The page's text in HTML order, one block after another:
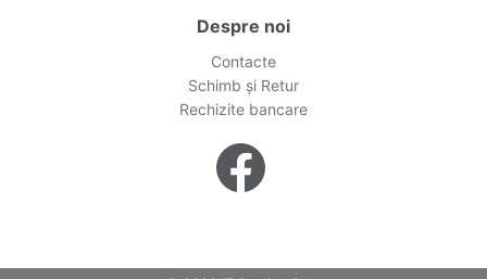
Despre noi
Contacte
Schimb și Retur
Rechizite bancare